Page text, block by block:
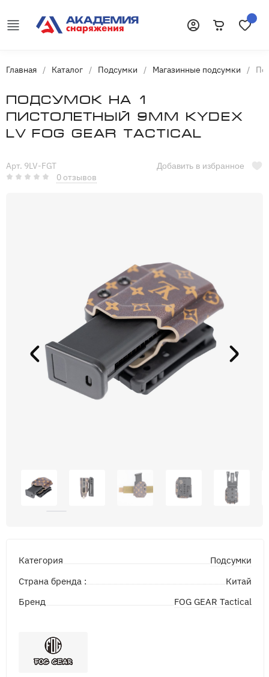
Главная / Каталог / Подсумки / Магазинные подсумки /
Подсумок на 1
пистолетный 9мм kydex
LV FOG GEAR Tactical
Арт. 9LV-FGT
0 отзывов
Добавить в избранное
Категория
Подсумки
Страна бренда :
Китай
Бренд
FOG GEAR Tactical